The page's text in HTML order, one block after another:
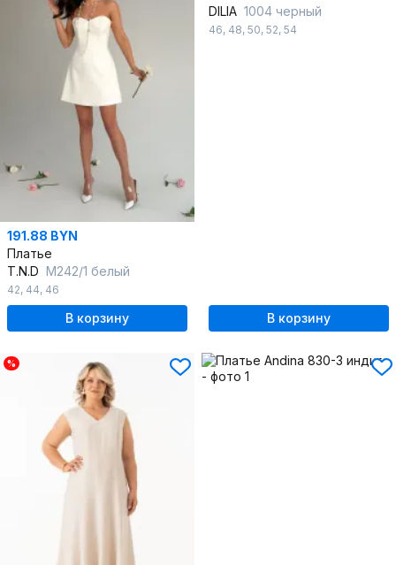
191.88 BYN
Платье
T.N.D М242/1 белый
42, 44, 46
В корзину
DILIA 1004 черный
46, 48, 50, 52, 54
В корзину
%